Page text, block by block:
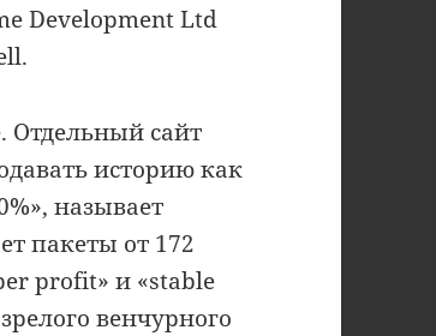
Development Ltd
Отдельный сайт
историю как
называет
пакеты от 172
profit» и «stable
венчурного